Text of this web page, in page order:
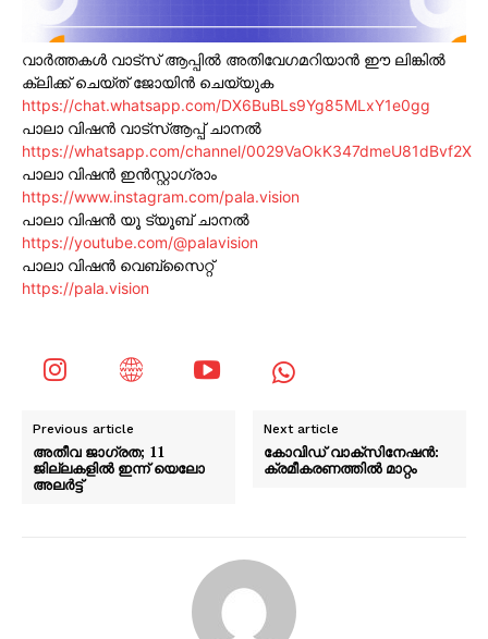
വാർത്തകൾ വാട്സ് ആപ്പിൽ അതിവേഗമറിയാൻ ഈ ലിങ്കിൽ
ക്ലിക്ക് ചെയ്ത് ജോയിൻ ചെയ്യുക
https://chat.whatsapp.com/DX6BuBLs9Yg85MLxY1e0gg
പാലാ വിഷൻ വാട്സ്ആപ്പ് ചാനൽ
https://whatsapp.com/channel/0029VaOkK347dmeU81dBvf2X
പാലാ വിഷൻ ഇൻസ്റ്റാഗ്രാം
https://www.instagram.com/pala.vision
പാലാ വിഷൻ യൂ ട്യൂബ് ചാനൽ
https://youtube.com/@palavision
പാലാ വിഷൻ വെബ്സൈറ്റ്
https://pala.vision
Previous article
അതീവ ജാഗ്രത; 11
ജില്ലകളിൽ ഇന്ന് യെലോ
അലർട്ട്
Next article
കോവിഡ് വാക്‌സിനേഷൻ:
ക്രമീകരണത്തിൽ മാറ്റം